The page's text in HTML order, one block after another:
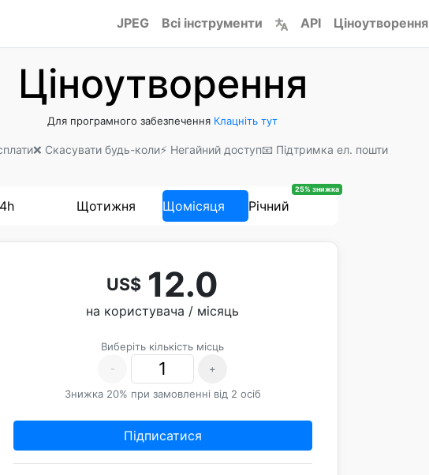
JPEG Всі інструменти API Ціноутворення
Ціноутворення
Для програмного забезпечення Клацніть тут
❌ Скасувати будь-коли⚡ Негайний доступ📧 Підтримка ел. пошти
Щотижня Щомісяця Річний
25% знижка
US$ 12.0
на користувача / місяць
Виберіть кількість місць
-
+
Знижка 20% при замовленні від 2 осіб
Підписатися